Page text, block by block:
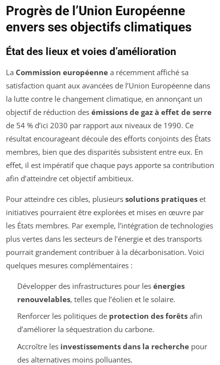
Progrès de l’Union Européenne
envers ses objectifs climatiques
État des lieux et voies d’amélioration
La Commission européenne a récemment affiché sa
satisfaction quant aux avancées de l’Union Européenne dans
la lutte contre le changement climatique, en annonçant un
objectif de réduction des émissions de gaz à effet de serre
de 54 % d’ici 2030 par rapport aux niveaux de 1990. Ce
résultat encourageant découle des efforts conjoints des États
membres, bien que des disparités subsistent entre eux. En
effet, il est impératif que chaque pays apporte sa contribution
afin d’atteindre cet objectif ambitieux.
Pour atteindre ces cibles, plusieurs solutions pratiques et
initiatives pourraient être explorées et mises en œuvre par
les États membres. Par exemple, l’intégration de technologies
plus vertes dans les secteurs de l’énergie et des transports
pourrait grandement contribuer à la décarbonisation. Voici
quelques mesures complémentaires :
Développer des infrastructures pour les énergies
renouvelables, telles que l’éolien et le solaire.
Renforcer les politiques de protection des forêtsafin
d’améliorer la séquestration du carbone.
Accroître les investissements dans la recherchepour
des alternatives moins polluantes.